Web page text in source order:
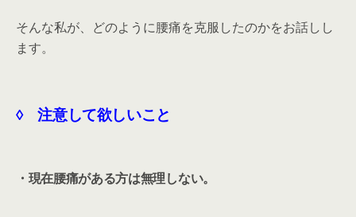
そんな私が、どのように腰痛を克服したのかをお話しし
ます。
◊ 注意して欲しいこと
・現在腰痛がある方は無理しない。